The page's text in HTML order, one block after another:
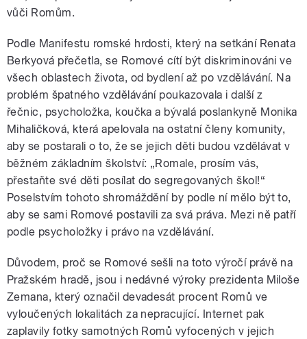
vůči Romům.
Podle Manifestu romské hrdosti, který na setkání Renata
Berkyová přečetla, se Romové cítí být diskriminováni ve
všech oblastech života, od bydlení až po vzdělávání. Na
problém špatného vzdělávání poukazovala i další z
řečnic, psycholožka, koučka a bývalá poslankyně Monika
Mihaličková, která apelovala na ostatní členy komunity,
aby se postarali o to, že se jejich děti budou vzdělávat v
běžném základním školství: „Romale, prosím vás,
přestaňte své děti posílat do segregovaných škol!“
Poselstvím tohoto shromáždění by podle ní mělo být to,
aby se sami Romové postavili za svá práva. Mezi ně patří
podle psycholožky i právo na vzdělávání.
Důvodem, proč se Romové sešli na toto výročí právě na
Pražském hradě, jsou i nedávné výroky prezidenta Miloše
Zemana, který označil devadesát procent Romů ve
vyloučených lokalitách za nepracující. Internet pak
zaplavily fotky samotných Romů vyfocených v jejich